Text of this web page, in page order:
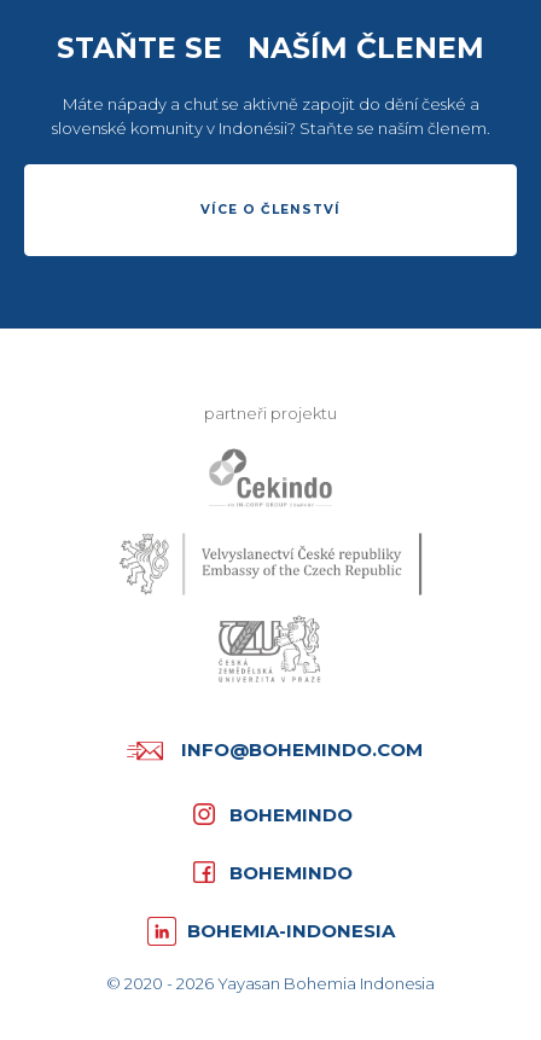
STAŇTE SE NAŠÍM ČLENEM
Máte nápady a chuť se aktivně zapojit do dění české a
slovenské komunity v Indonésii? Staňte se naším členem.
VÍCE O ČLENSTVÍ
partneři projektu
INFO@BOHEMINDO.COM
BOHEMINDO
BOHEMINDO
BOHEMIA-INDONESIA
© 2020 - 2026 Yayasan Bohemia Indonesia